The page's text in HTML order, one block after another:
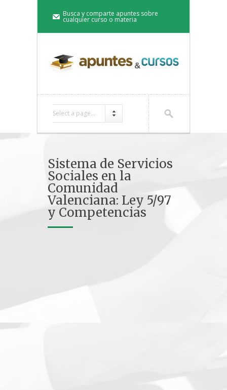
Busca y comparte apuntes sobre
cualquier curso o materia
Select a page...
Sistema de Servicios
Sociales en la
Comunidad
Valenciana: Ley 5/97
y Competencias